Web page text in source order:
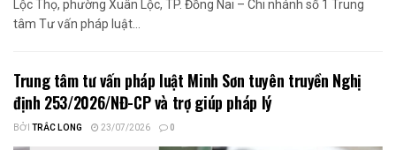
Lộc Thọ, phường Xuân Lộc, TP. Đồng Nai – Chi nhánh số 1 Trung
tâm Tư vấn pháp luật...
Trung tâm tư vấn pháp luật Minh Sơn tuyên truyền Nghị
định 253/2026/NĐ-CP và trợ giúp pháp lý
BỞI TRẮC LONG 23/07/2026 0